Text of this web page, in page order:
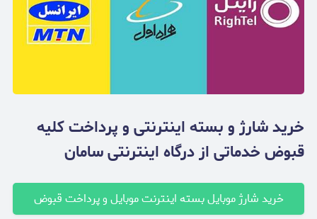
خرید شارژ و بسته اینترنتی و پرداخت کلیه
قبوض خدماتی از درگاه اینترنتی سامان
خرید شارژ موبایل بسته اینترنت موبایل و پرداخت قبوض